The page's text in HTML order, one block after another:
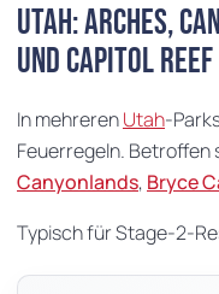
Utah: Arches,
und Capitol
In mehrerenUtah-
Feuerregeln. Betroffen
Canyonlands, Bryce
Typisch für Stage-2-